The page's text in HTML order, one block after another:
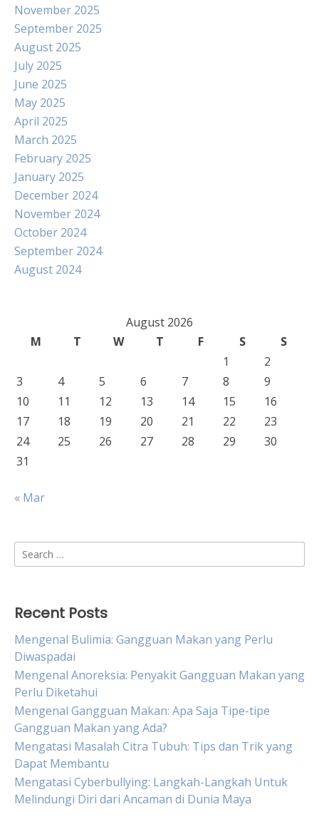
November 2025
September 2025
August 2025
July 2025
June 2025
May 2025
April 2025
March 2025
February 2025
January 2025
December 2024
November 2024
October 2024
September 2024
August 2024
August 2026
M
T W T F S
S
1
2
3
4 5 6 7 8
9
10
11 12 13 14 15
16
17
18 19 20 21 22
23
24
25 26 27 28 29
30
31
« Mar
Search
for:
Recent Posts
Mengenal Bulimia: Gangguan Makan yang Perlu
Diwaspadai
Mengenal Anoreksia: Penyakit Gangguan Makan yang
Perlu Diketahui
Mengenal Gangguan Makan: Apa Saja Tipe-tipe
Gangguan Makan yang Ada?
Mengatasi Masalah Citra Tubuh: Tips dan Trik yang
Dapat Membantu
Mengatasi Cyberbullying: Langkah-Langkah Untuk
Melindungi Diri dari Ancaman di Dunia Maya